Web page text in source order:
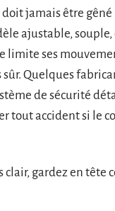
jamais être gêné
ajustable, souple,
limite ses
sûr. Quelques
de sécurité
tout accident si le
clair, gardez en tête